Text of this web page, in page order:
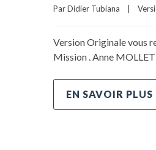
Par Didier Tubiana
Version Originale vous
Mission . Anne
EN SAVOIR PLUS